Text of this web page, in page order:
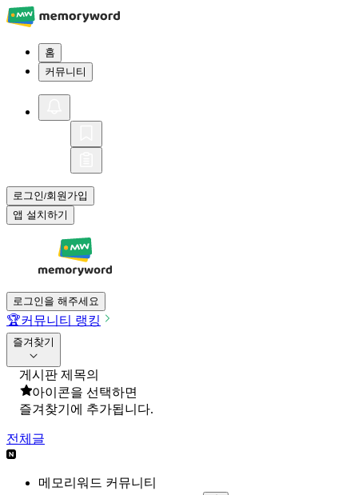
홈
커뮤니티
로그인/회원가입
앱 설치하기
로그인을 해주세요
🏆커뮤니티 랭킹
즐겨찾기
게시판 제목의
아이콘을 선택하면
즐겨찾기에 추가됩니다.
전체글
메모리워드 커뮤니티